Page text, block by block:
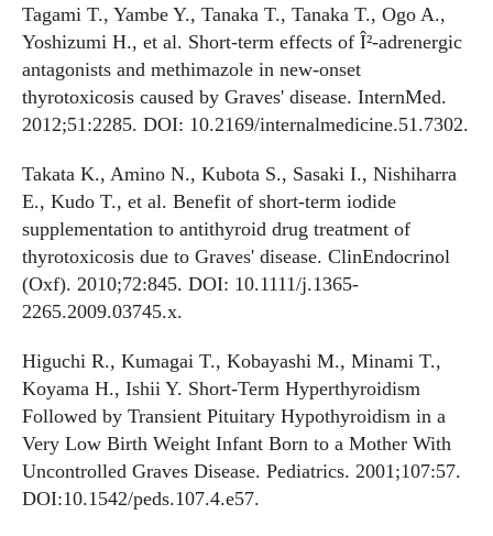
Tagami T., Yambe Y., Tanaka T., Tanaka T., Ogo A.,
Yoshizumi H., et al. Short-term effects of Î²-adrenergic
antagonists and methimazole in new-onset
thyrotoxicosis caused by Graves' disease. InternMed.
2012;51:2285. DOI: 10.2169/internalmedicine.51.7302.
Takata K., Amino N., Kubota S., Sasaki I., Nishiharra
E., Kudo T., et al. Benefit of short-term iodide
supplementation to antithyroid drug treatment of
thyrotoxicosis due to Graves' disease. ClinEndocrinol
(Oxf). 2010;72:845. DOI: 10.1111/j.1365-
2265.2009.03745.x.
Higuchi R., Kumagai T., Kobayashi M., Minami T.,
Koyama H., Ishii Y. Short-Term Hyperthyroidism
Followed by Transient Pituitary Hypothyroidism in a
Very Low Birth Weight Infant Born to a Mother With
Uncontrolled Graves Disease. Pediatrics. 2001;107:57.
DOI:10.1542/peds.107.4.e57.